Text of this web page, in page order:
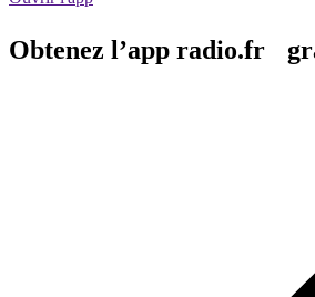
Obtenez l’app radio.fr